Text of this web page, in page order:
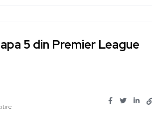
5 din Premier League